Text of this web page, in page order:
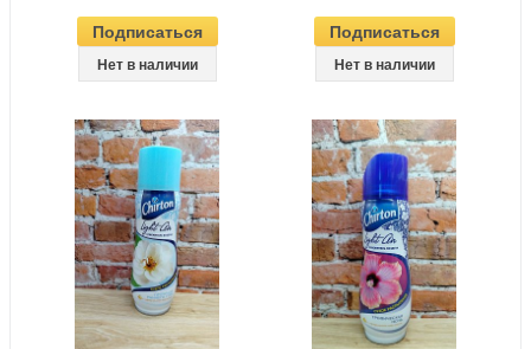
Подписаться
Нет в наличии
Подписаться
Нет в наличии